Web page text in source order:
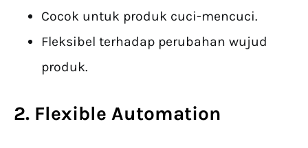
Cocok untuk produk cuci-mencuci.
Fleksibel terhadap perubahan wujud
produk.
2. Flexible Automation